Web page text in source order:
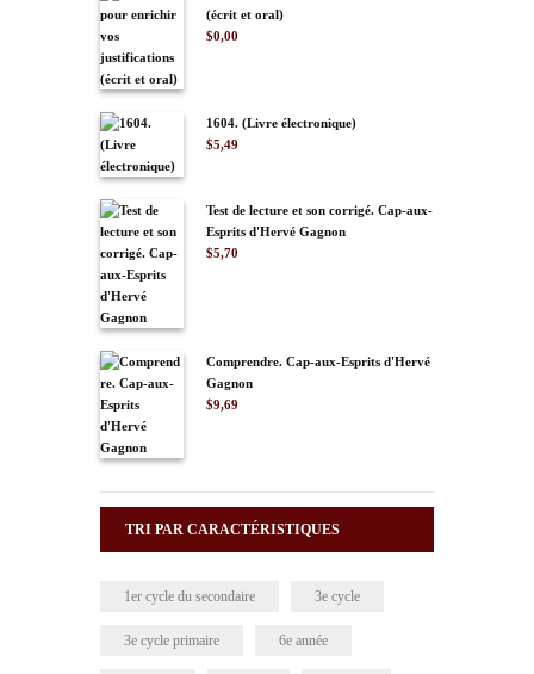
(écrit et oral)
$0,00
1604. (Livre électronique)
$5,49
Test de lecture et son corrigé. Cap-aux-
Esprits d'Hervé Gagnon
$5,70
Comprendre. Cap-aux-Esprits d'Hervé
Gagnon
$9,69
TRI PAR CARACTÉRISTIQUES
1er cycle du secondaire 3e cycle
3e cycle primaire 6e année